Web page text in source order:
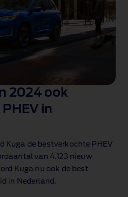
2024 ook
in
Kuga de bestverkochte PHEV
van 4.123 nieuw
Kuga nu ook de best
in Nederland.